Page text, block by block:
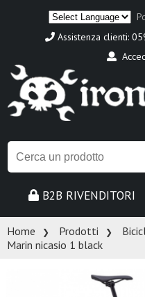
Assistenza clienti:
B2B RIVENDITORI
Home Prodotti
Marin nicasio 1 black